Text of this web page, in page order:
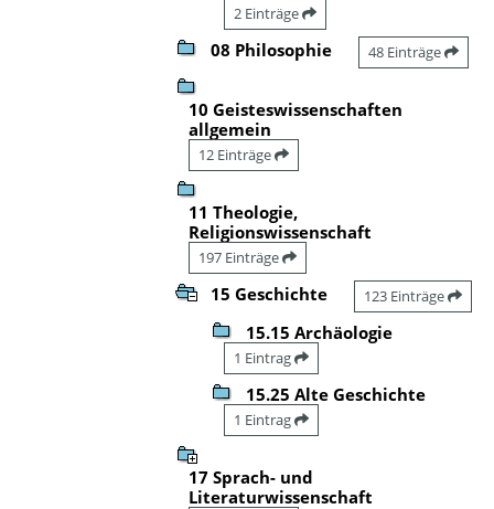
2 Einträge
08 Philosophie 48 Einträge
10 Geisteswissenschaften
allgemein
12 Einträge
11 Theologie,
Religionswissenschaft
197 Einträge
15 Geschichte 123 Einträge
15.15 Archäologie
1 Eintrag
15.25 Alte Geschichte
1 Eintrag
17 Sprach- und
Literaturwissenschaft